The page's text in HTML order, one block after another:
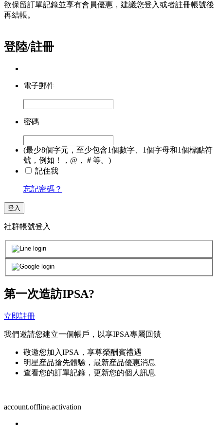
欲保留訂單記錄並享有會員優惠，建議您登入或者註冊帳號後
再結帳。
登陸/註冊
電子郵件
密碼
(最少8個字元，至少包含1個數字、1個字母和1個標點符
號，例如！，@，＃等。)
記住我
忘記密碼？
登入
社群帳號登入
第一次造訪IPSA?
立即註冊
我們邀請您建立一個帳戶，以享IPSA專屬回饋
敬邀您加入IPSA，享尊榮酬賓禮遇
明星産品搶先體驗，最新産品優惠消息
查看您的訂單記錄，更新您的個人訊息
account.offline.activation